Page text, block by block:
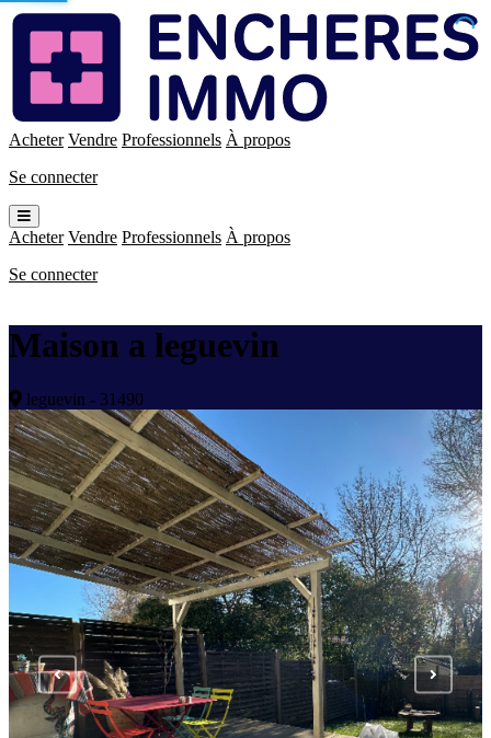
Enchères
Immo
Acheter Vendre Professionnels À propos
Se connecter
Ouvrir
le
menu
Acheter Vendre Professionnels À propos
Se connecter
Maison a leguevin
leguevin - 31490